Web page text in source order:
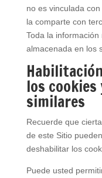
no es vinculada
la comparte con
Toda la
almacenada en los
los
similares
Recuerde que
de este Sitio
deshabilitar los
Puede usted